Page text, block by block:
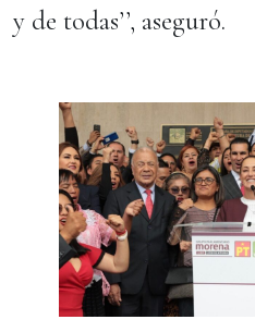
y de todas’’, aseguró.